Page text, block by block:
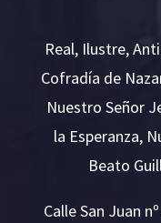
Real, Ilustre,
Cofradía de
Nuestro Señor
la Esperanza,
Beato
Calle San Juan